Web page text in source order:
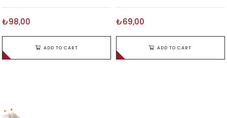
₺98,00
ADD TO CART
₺69,00
ADD TO CART